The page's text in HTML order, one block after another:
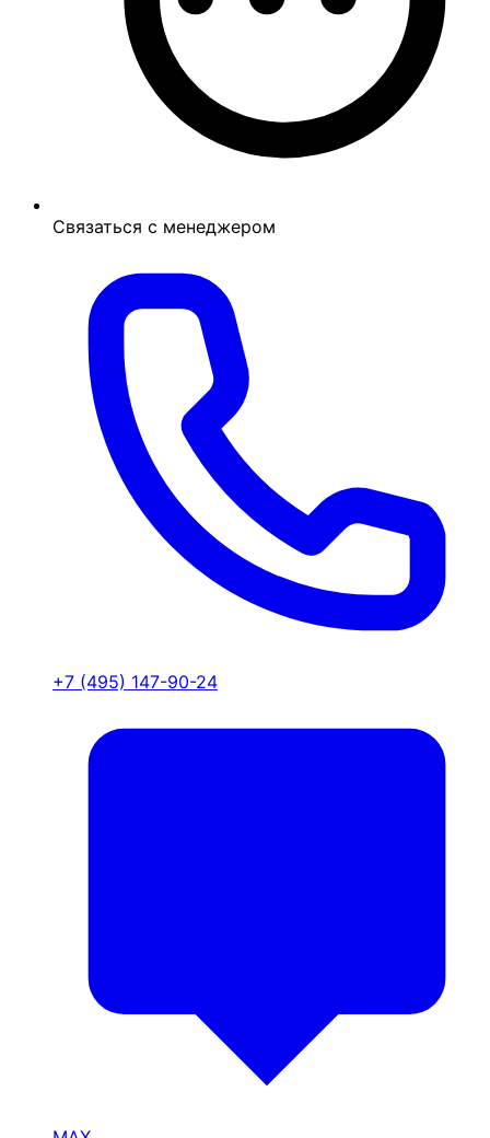
Связаться с менеджером
+7 (495) 147-90-24